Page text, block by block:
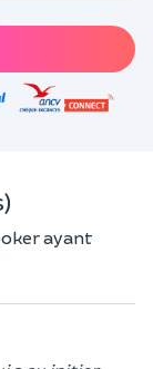
ayant